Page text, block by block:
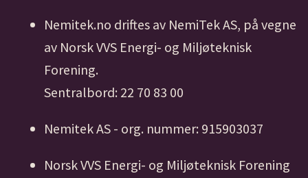
Nemitek.no driftes av NemiTek AS, på vegne
av Norsk VVS Energi- og Miljøteknisk
Forening.
Sentralbord: 22 70 83 00
Nemitek AS - org. nummer: 915903037
Norsk VVS Energi- og Miljøteknisk Forening